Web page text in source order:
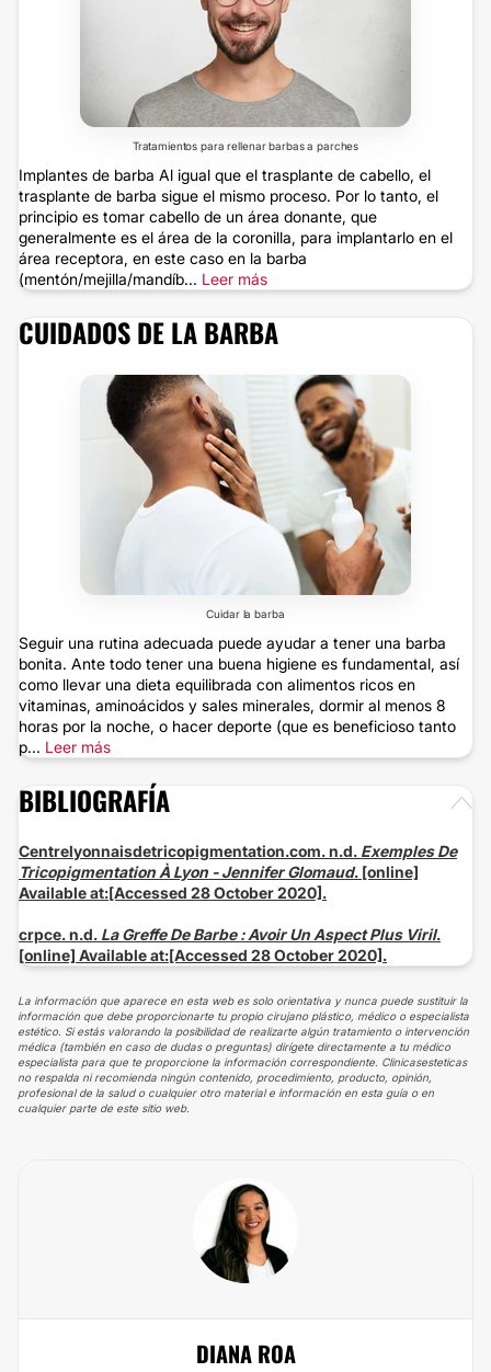
Tratamientos para rellenar barbas a parches
Implantes de barba Al igual que el trasplante de cabello, el
trasplante de barba sigue el mismo proceso. Por lo tanto, el
principio es tomar cabello de un área donante, que
generalmente es el área de la coronilla, para implantarlo en el
área receptora, en este caso en la barba
(mentón/mejilla/mandíb... Leer más
CUIDADOS DE LA BARBA
Cuidar la barba
Seguir una rutina adecuada puede ayudar a tener una barba
bonita. Ante todo tener una buena higiene es fundamental, así
como llevar una dieta equilibrada con alimentos ricos en
vitaminas, aminoácidos y sales minerales, dormir al menos 8
horas por la noche, o hacer deporte (que es beneficioso tanto
p... Leer más
BIBLIOGRAFÍA
Centrelyonnaisdetricopigmentation.com. n.d. Exemples De
Tricopigmentation À Lyon - Jennifer Glomaud. [online]
Available at:[Accessed 28 October 2020].
crpce. n.d. La Greffe De Barbe : Avoir Un Aspect Plus Viril.
[online] Available at:[Accessed 28 October 2020].
La información que aparece en esta web es solo orientativa y nunca puede sustituir la
información que debe proporcionarte tu propio cirujano plástico, médico o especialista
estético. Si estás valorando la posibilidad de realizarte algún tratamiento o intervención
médica (también en caso de dudas o preguntas) dirígete directamente a tu médico
especialista para que te proporcione la información correspondiente. Clinicasesteticas
no respalda ni recomienda ningún contenido, procedimiento, producto, opinión,
profesional de la salud o cualquier otro material e información en esta guía o en
cualquier parte de este sitio web.
DIANA ROA